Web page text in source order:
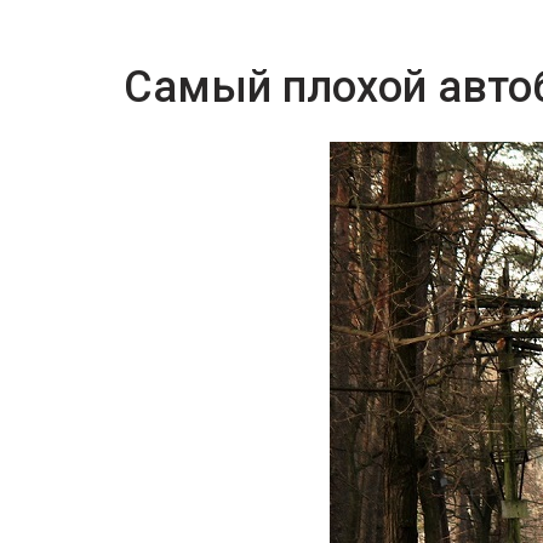
Самый плохой